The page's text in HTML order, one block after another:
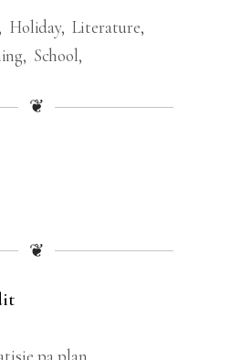
Holiday Literature
School
❦
❦